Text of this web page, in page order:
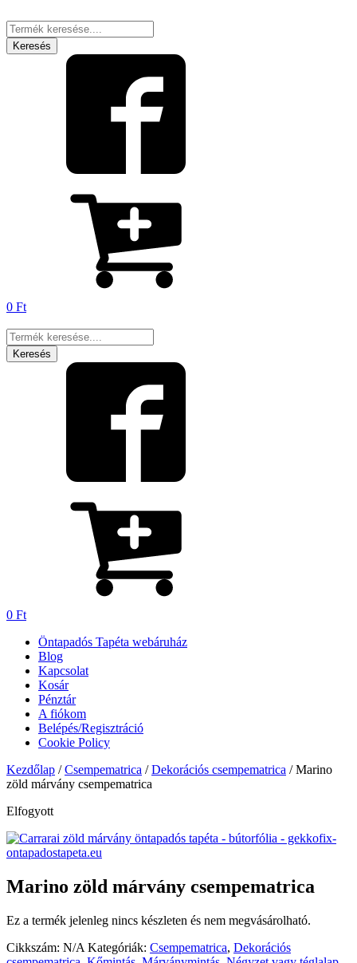
Products
search
Keresés
0 Ft
Products
search
Keresés
0 Ft
Öntapadós Tapéta webáruház
Blog
Kapcsolat
Kosár
Pénztár
A fiókom
Belépés/Regisztráció
Cookie Policy
Kezdőlap /Csempematrica /Dekorációs csempematrica / Marino
zöld márvány csempematrica
Elfogyott
Marino zöld márvány csempematrica
Ez a termék jelenleg nincs készleten és nem megvásárolható.
Cikkszám: N/A Kategóriák: Csempematrica, Dekorációs